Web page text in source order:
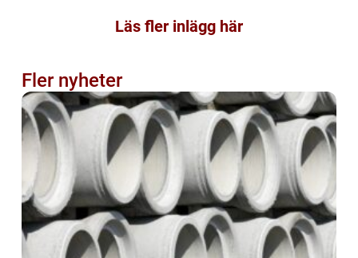
Läs fler inlägg här
Fler nyheter